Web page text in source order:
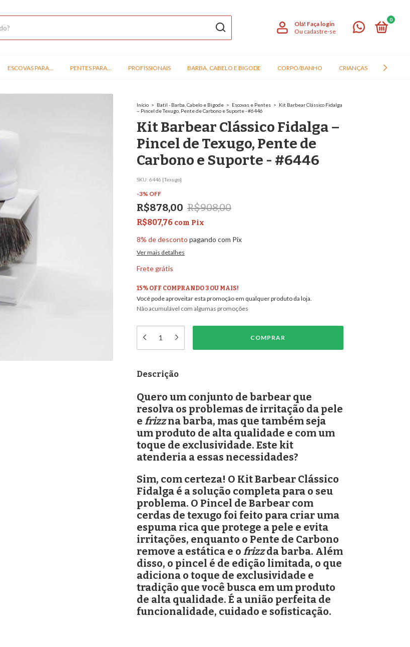
Olá! Faça login
Ou cadastre-se
0
ESCOVAS PARA... PENTES PARA... PROFISSIONAIS BARBA, CABELO E BIGODE CORPO/BANHO CRIANÇAS CÃO E
Início > Batil - Barba, Cabelo e Bigode > Escovas e Pentes > Kit Barbear Clássico Fidalga
– Pincel de Texugo, Pente de Carbono e Suporte - #6446
Kit Barbear Clássico Fidalga –
Pincel de Texugo, Pente de
Carbono e Suporte - #6446
SKU: 6446 [Texugo]
-3% OFF
R$878,00 R$908,00
R$807,76 com Pix
8% de desconto pagando com Pix
Ver mais detalhes
Frete grátis
15% OFF COMPRANDO 3 OU MAIS!
Você pode aproveitar esta promoção em qualquer produto da loja.
Não acumulável com algumas promoções
Descrição
Quero um conjunto de barbear que
resolva os problemas de irritação da pele
e frizzna barba, mas que também seja
um produto de alta qualidade e com um
toque de exclusividade. Este kit
atenderia a essas necessidades?
Sim, com certeza! O Kit Barbear Clássico
Fidalga é a solução completa para o seu
problema. O Pincel de Barbear com
cerdas de texugo foi feito para criar uma
espuma rica que protege a pele e evita
irritações, enquanto o Pente de Carbono
remove a estática e o frizzda barba. Além
disso, o pincel é de edição limitada, o que
adiciona o toque de exclusividade e
tradição que você busca em um produto
de alta qualidade. É a união perfeita de
funcionalidade, cuidado e sofisticação.